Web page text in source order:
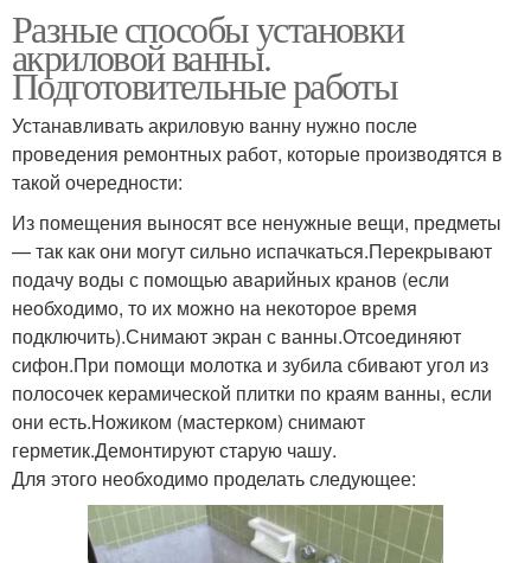
Разные способы установки
акриловой ванны.
Подготовительные работы
Устанавливать акриловую ванну нужно после
проведения ремонтных работ, которые производятся в
такой очередности:
Из помещения выносят все ненужные вещи, предметы
— так как они могут сильно испачкаться.Перекрывают
подачу воды с помощью аварийных кранов (если
необходимо, то их можно на некоторое время
подключить).Снимают экран с ванны.Отсоединяют
сифон.При помощи молотка и зубила сбивают угол из
полосочек керамической плитки по краям ванны, если
они есть.Ножиком (мастерком) снимают
герметик.Демонтируют старую чашу.
Для этого необходимо проделать следующее: